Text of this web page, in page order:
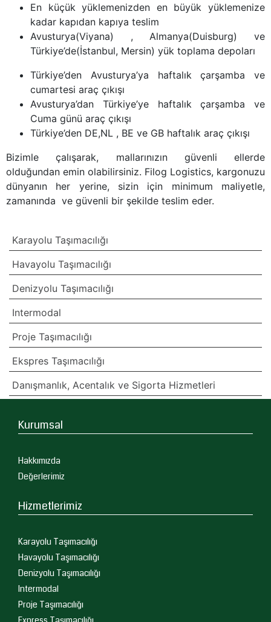
En küçük yüklemenizden en büyük yüklemenize
kadar kapıdan kapıya teslim
Avusturya(Viyana) , Almanya(Duisburg) ve
Türkiye’de(İstanbul, Mersin) yük toplama depoları
Türkiye’den Avusturya’ya haftalık çarşamba ve
cumartesi araç çıkışı
Avusturya’dan Türkiye’ye haftalık çarşamba ve
Cuma günü araç çıkışı
Türkiye’den DE,NL , BE ve GB haftalık araç çıkışı
Bizimle çalışarak, mallarınızın güvenli ellerde
olduğundan emin olabilirsiniz. Filog Logistics, kargonuzu
dünyanın her yerine, sizin için minimum maliyetle,
zamanında ve güvenli bir şekilde teslim eder.
Karayolu Taşımacılığı
Havayolu Taşımacılığı
Denizyolu Taşımacılığı
Intermodal
Proje Taşımacılığı
Ekspres Taşımacılığı
Danışmanlık, Acentalık ve Sigorta Hizmetleri
Kurumsal
Hakkımızda
Değerlerimiz
Hizmetlerimiz
Karayolu Taşımacılığı
Havayolu Taşımacılığı
Denizyolu Taşımacılığı
Intermodal
Proje Taşımacılığı